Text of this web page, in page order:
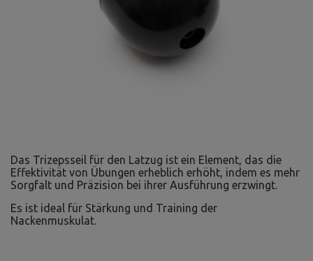
Das Trizepsseil für den Latzug ist ein Element, das die
Effektivität von Übungen erheblich erhöht, indem es mehr
Sorgfalt und Präzision bei ihrer Ausführung erzwingt.
Es ist ideal für Stärkung und Training der
Nackenmuskulat.